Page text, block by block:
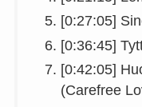
[0:27:05]
[0:36:45]
[0:42:05]
(Carefree